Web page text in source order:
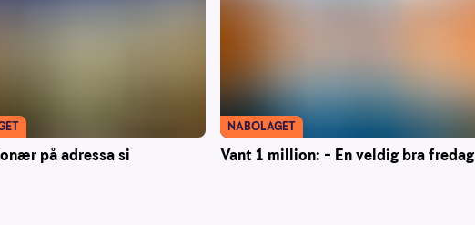
på adressa si Vant 1 million: – En veldig bra fredag
NABOLAGET